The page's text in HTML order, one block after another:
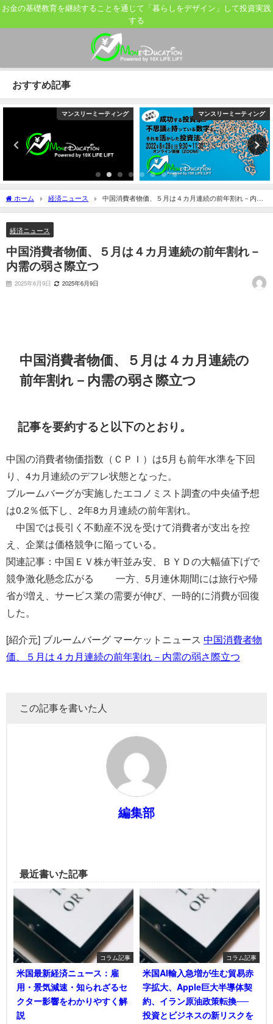
お金の基礎教育を継続することを通じて「暮らしをデザイン」して投資実践
する
おすすめ記事
マンスリーミーティング マンスリーミーティング
ホーム 経済ニュース
中国消費者物価、５月は４カ月連続の前年割れ－内需
の弱さ際立つ
経済ニュース
中国消費者物価、５月は４カ月連続の前年割れ－
内需の弱さ際立つ
2025年6月9日 2025年6月9日
中国消費者物価、５月は４カ月連続の
前年割れ－内需の弱さ際立つ
記事を要約すると以下のとおり。
中国の消費者物価指数（ＣＰＩ）は5月も前年水準を下回
り、4カ月連続のデフレ状態となった。
ブルームバーグが実施したエコノミスト調査の中央値予想
は0.2％低下し、2年8カ月連続の前年割れ。
中国では長引く不動産不況を受けて消費者が支出を控
え、企業は価格競争に陥っている。
関連記事：中国ＥＶ株が軒並み安、ＢＹＤの大幅値下げで
競争激化懸念広がる 一方、5月連休期間には旅行や帰
省が増え、サービス業の需要が伸び、一時的に消費が回復
した。
[紹介元] ブルームバーグ マーケットニュース 中国消費者物
価、５月は４カ月連続の前年割れ－内需の弱さ際立つ
この記事を書いた人
編集部
最近書いた記事
コラム記事
米国最新経済ニュース：雇
用・景気減速・知られざるセ
クター影響をわかりやすく解
説
コラム記事
米国AI輸入急増が生む貿易赤
字拡大、Apple巨大半導体契
約、イラン原油政策転換──
投資とビジネスの新リスクを